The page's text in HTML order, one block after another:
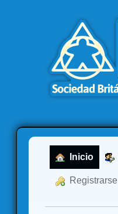
Inicio
Registrarse